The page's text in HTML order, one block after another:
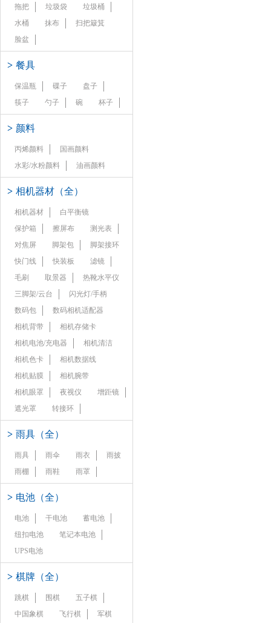
拖把 垃圾袋
垃圾桶
水桶
抹布
扫把簸箕
脸盆
> 餐具
保温瓶 碟子
盘子
筷子
勺子 碗 杯子
> 颜料
丙烯颜料
国画颜料
水彩/水粉颜料
油画颜料
> 相机器材（全）
相机器材
白平衡镜
保护箱
擦屏布
测光表
对焦屏
脚架包
脚架接环
快门线
快装板
滤镜
毛刷
取景器
热靴水平仪
三脚架/云台
闪光灯/手柄
数码包
数码相机适配器
相机背带
相机存储卡
相机电池/充电器
相机清洁
相机色卡
相机数据线
相机贴膜
相机腕带
相机眼罩
夜视仪
增距镜
遮光罩
转接环
> 雨具（全）
雨具 雨伞 雨衣
雨披
雨棚
雨鞋 雨罩
> 电池（全）
电池 干电池
蓄电池
纽扣电池
笔记本电池
UPS电池
> 棋牌（全）
跳棋 围棋
五子棋
中国象棋
飞行棋
军棋